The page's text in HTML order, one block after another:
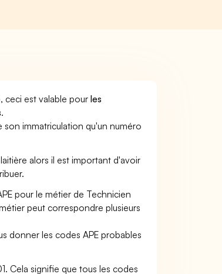
ceci est valable pourles
.
son immatriculation qu'un numéro
alors il est important d'avoir
pour le métier de Technicien
peut correspondre plusieurs
donner les codes APE probables
Cela signifie que tous les codes